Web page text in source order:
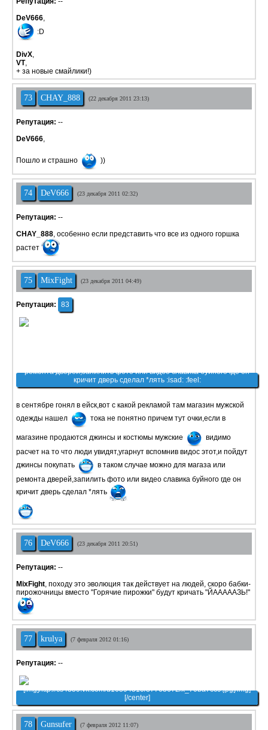
DeV666,
:D
DivX,
VT,
+ за новые смайлики!)
73 CHAY_888 (22 декабря 2011 23:13)
Репутация: --
DeV666,
Пошло и страшно ))
74 DeV666 (23 декабря 2011 02:32)
Репутация: --
CHAY_888, особенно если представить что все из одного горшка
растет
75 MixFight (23 декабря 2011 04:49)
Репутация: 83
в сентябре гонял в ейск,вот с какой рекламой там магазин мужской
одежды нашел
тока не понятно причем тут очки,если в
магазине продаются джинсы и костюмы мужские
видимо
расчет на то что люди увидят,угарнут вспомнив видос этот,и пойдут
джинсы покупать
в таком случае можно для магаза или
ремонта дверей,запилить фото или видео славика буйного где он
кричит дверь сделал *лять
76 DeV666 (23 декабря 2011 20:51)
Репутация: --
MixFight, походу это эволюция так действует на людей, скоро бабки-
пирожочницы вместо "Горячие пирожки" будут кричать "ЙАААААЗЬ!"
77 krulya (7 февраля 2012 01:16)
Репутация: --
78 Gunsufer (7 февраля 2012 11:07)